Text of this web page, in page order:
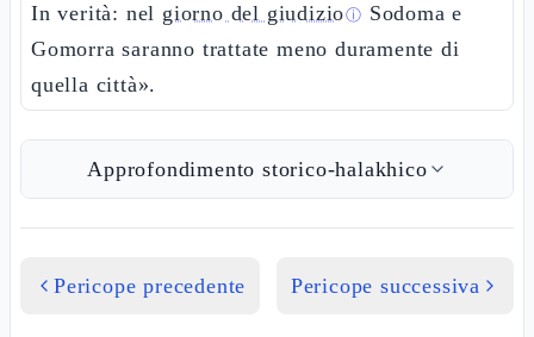
In verità: nel giorno del giudizioⓘ Sodoma e
Gomorra saranno trattate meno duramente di
quella città».
Approfondimento storico-halakhico
Pericope precedente Pericope successiva